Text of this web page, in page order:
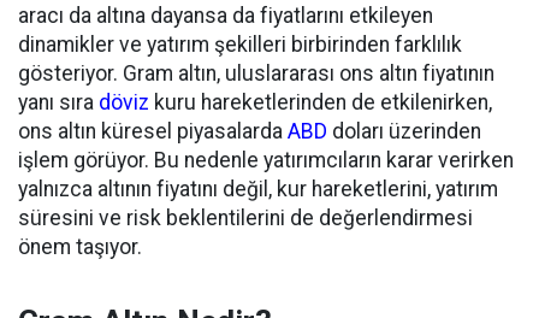
aracı da altına dayansa da fiyatlarını etkileyen
dinamikler ve yatırım şekilleri birbirinden farklılık
gösteriyor. Gram altın, uluslararası ons altın fiyatının
yanı sıra döviz kuru hareketlerinden de etkilenirken,
ons altın küresel piyasalarda ABD doları üzerinden
işlem görüyor. Bu nedenle yatırımcıların karar verirken
yalnızca altının fiyatını değil, kur hareketlerini, yatırım
süresini ve risk beklentilerini de değerlendirmesi
önem taşıyor.